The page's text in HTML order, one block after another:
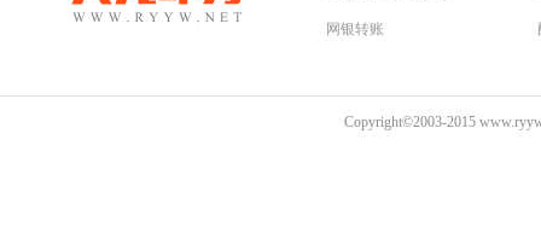
网银转账
Copyright©2003-2015